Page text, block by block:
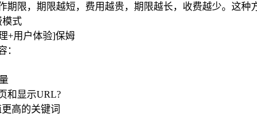
期限，期限越短，费用越贵，期限越长，收费越少。这
模式
+用户体验]保姆
和显示URL?
高的关键词